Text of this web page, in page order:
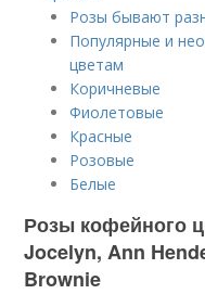
Розы бывают
Популярные и
цветам
Коричневые
Фиолетовые
Красные
Розовые
Белые
Розы кофейного
Jocelyn, Ann
Brownie